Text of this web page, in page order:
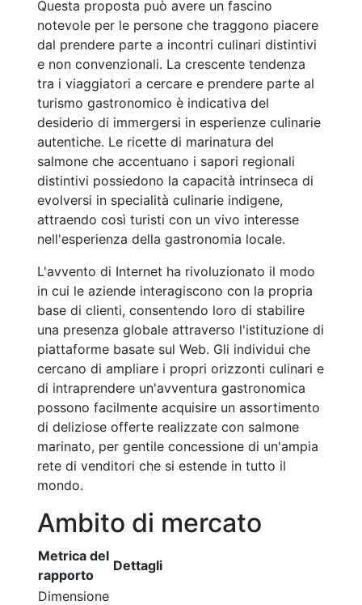
Questa proposta può avere un fascino
notevole per le persone che traggono piacere
dal prendere parte a incontri culinari distintivi
e non convenzionali. La crescente tendenza
tra i viaggiatori a cercare e prendere parte al
turismo gastronomico è indicativa del
desiderio di immergersi in esperienze culinarie
autentiche. Le ricette di marinatura del
salmone che accentuano i sapori regionali
distintivi possiedono la capacità intrinseca di
evolversi in specialità culinarie indigene,
attraendo così turisti con un vivo interesse
nell'esperienza della gastronomia locale.
L'avvento di Internet ha rivoluzionato il modo
in cui le aziende interagiscono con la propria
base di clienti, consentendo loro di stabilire
una presenza globale attraverso l'istituzione di
piattaforme basate sul Web. Gli individui che
cercano di ampliare i propri orizzonti culinari e
di intraprendere un'avventura gastronomica
possono facilmente acquisire un assortimento
di deliziose offerte realizzate con salmone
marinato, per gentile concessione di un'ampia
rete di venditori che si estende in tutto il
mondo.
Ambito di mercato
Metrica del
rapporto
Dettagli
Dimensione